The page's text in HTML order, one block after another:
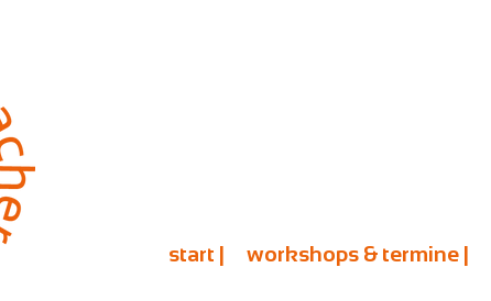
start | workshops & termine |